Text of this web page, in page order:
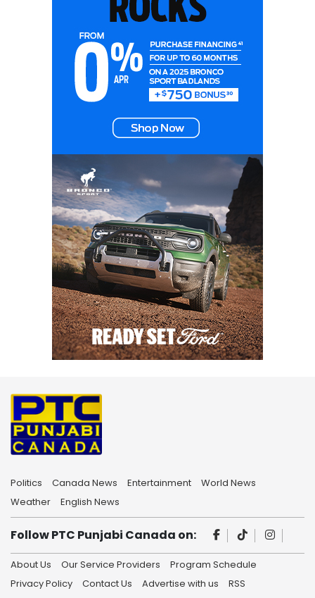
Politics Canada News Entertainment
World News
Weather
English News
Follow PTC Punjabi Canada on:
About Us Our Service Providers
Program Schedule
Privacy Policy
Contact Us Advertise with us RSS